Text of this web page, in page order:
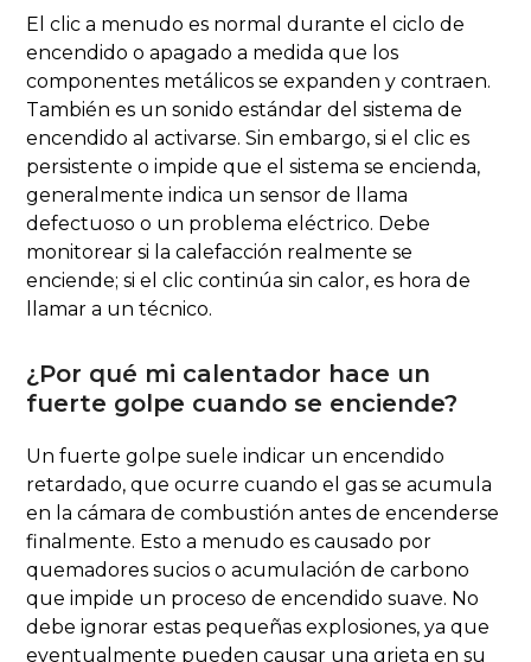
El clic a menudo es normal durante el ciclo de
encendido o apagado a medida que los
componentes metálicos se expanden y contraen.
También es un sonido estándar del sistema de
encendido al activarse. Sin embargo, si el clic es
persistente o impide que el sistema se encienda,
generalmente indica un sensor de llama
defectuoso o un problema eléctrico. Debe
monitorear si la calefacción realmente se
enciende; si el clic continúa sin calor, es hora de
llamar a un técnico.
¿Por qué mi calentador hace un
fuerte golpe cuando se enciende?
Un fuerte golpe suele indicar un encendido
retardado, que ocurre cuando el gas se acumula
en la cámara de combustión antes de encenderse
finalmente. Esto a menudo es causado por
quemadores sucios o acumulación de carbono
que impide un proceso de encendido suave. No
debe ignorar estas pequeñas explosiones, ya que
eventualmente pueden causar una grieta en su